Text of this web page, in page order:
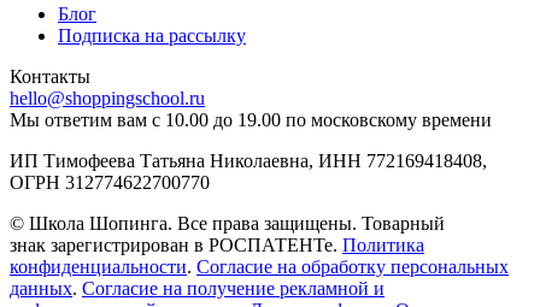
Блог
Подписка на рассылку
Контакты
hello@shoppingschool.ru
Мы ответим вам с 10.00 до 19.00 по московскому времени
ИП Тимофеева Татьяна Николаевна, ИНН 772169418408,
ОГРН 312774622700770
© Школа Шопинга. Все права защищены. Товарный
знак зарегистрирован в РОСПАТЕНТе. Политика
конфиденциальности. Согласие на обработку персональных
данных. Согласие на получение рекламной и